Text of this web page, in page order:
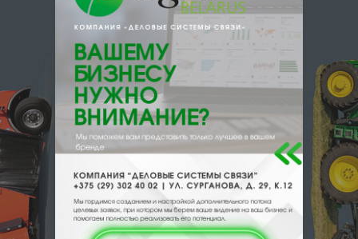
e-mail:a:2:{s:5:"VALUE";a:0:
{}s:11:"DESCRIPTION";a:0:{}}
220004, , , , Минск, Кальварийская 17
офис 518
Отзывы Еще
Отзывы